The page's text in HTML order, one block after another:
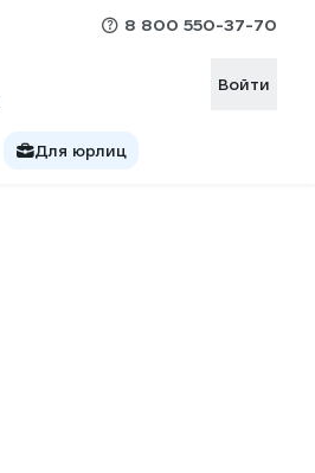
8 800 550-37-70
Войти
Для юрлиц